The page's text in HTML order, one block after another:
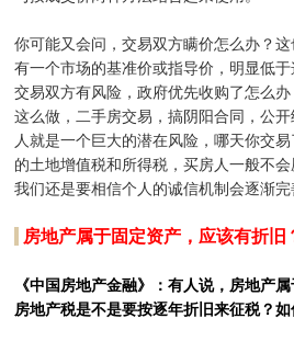
你可能又会问，交易双方瞒价怎么办？
有一个市场的基准价或指导价，明显低
交易双方有风险，政府优先收购了怎么
这么做，二手房交易，搞阴阳合同，公
人就是一个巨大的潜在风险，哪天你交
的土地增值税和所得税，买房人一般不
我们还是要相信个人的诚信机制会逐渐完
房地产属于固定资产，应该有折旧
《中国房地产金融》：有人说，房地产
房地产税是不是要按逐年折旧来征税？